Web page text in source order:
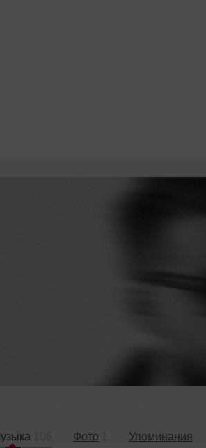
Фото Упоминания